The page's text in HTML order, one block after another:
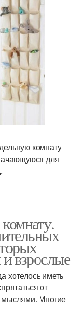
комнату
для
взрослые
хотелось иметь
от
мыслями. Многие